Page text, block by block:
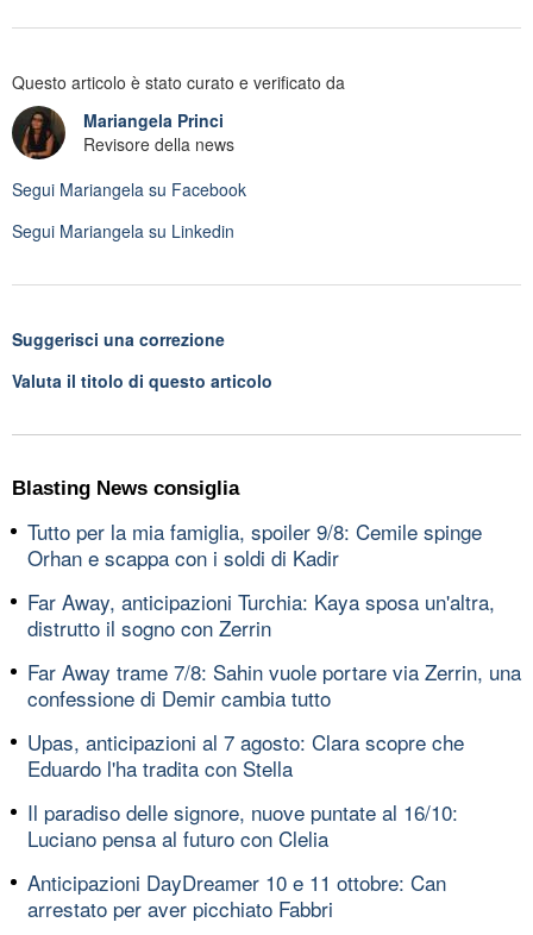
Questo articolo è stato curato e verificato da
Mariangela Princi
Revisore della news
Segui Mariangela su Facebook
Segui Mariangela su Linkedin
Suggerisci una correzione
Valuta il titolo di questo articolo
Blasting News consiglia
Tutto per la mia famiglia, spoiler 9/8: Cemile spinge
Orhan e scappa con i soldi di Kadir
Far Away, anticipazioni Turchia: Kaya sposa un'altra,
distrutto il sogno con Zerrin
Far Away trame 7/8: Sahin vuole portare via Zerrin, una
confessione di Demir cambia tutto
Upas, anticipazioni al 7 agosto: Clara scopre che
Eduardo l'ha tradita con Stella
Il paradiso delle signore, nuove puntate al 16/10:
Luciano pensa al futuro con Clelia
Anticipazioni DayDreamer 10 e 11 ottobre: Can
arrestato per aver picchiato Fabbri